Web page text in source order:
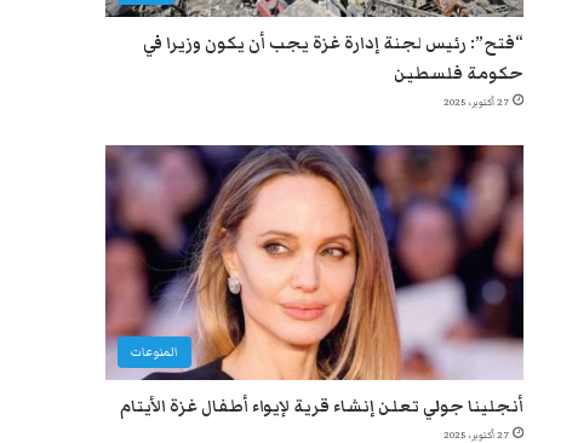
“فتح”: رئيس لجنة إدارة غزة يجب أن يكون وزيرا في
حكومة فلسطين
27 أكتوبر، 2025
المنوعات
أنجلينا جولي تعلن إنشاء قرية لإيواء أطفال غزة الأيتام
27 أكتوبر، 2025